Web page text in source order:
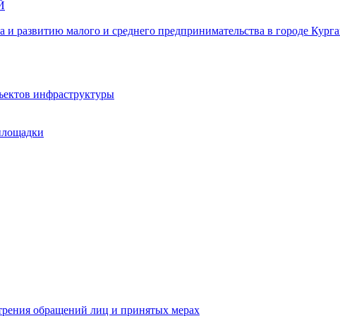
развитию малого и среднего предпринимательства в городе
инфраструктуры
обращений лиц и принятых мерах